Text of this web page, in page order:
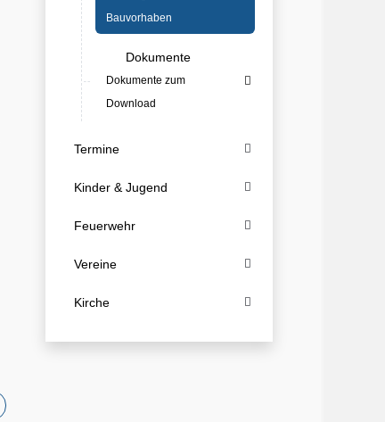
Bauvorhaben
Dokumente
Dokumente zum
Download
Termine
Kinder & Jugend
Feuerwehr
Vereine
Kirche